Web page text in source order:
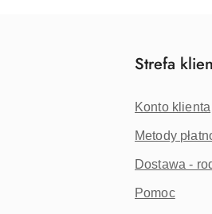
Strefa
Konto klienta
Metody
Dostawa -
Pomoc